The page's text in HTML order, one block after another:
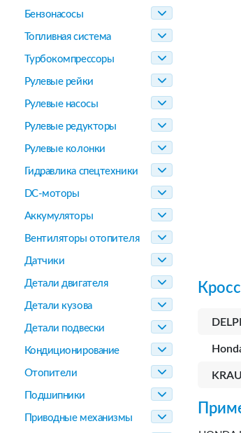
Бензонасосы
Топливная система
Турбокомпрессоры
Рулевые рейки
Рулевые насосы
Рулевые редукторы
Рулевые колонки
Гидравлика спецтехники
DC-моторы
Аккумуляторы
Вентиляторы отопителя
Датчики
Детали двигателя
Детали кузова
Детали подвески
Кондиционирование
Отопители
Подшипники
Приводные механизмы